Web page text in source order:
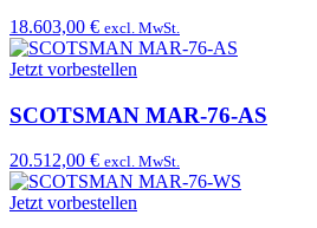
18.603,00 € excl. MwSt.
Jetzt vorbestellen
SCOTSMAN MAR-76-AS
20.512,00 € excl. MwSt.
Jetzt vorbestellen